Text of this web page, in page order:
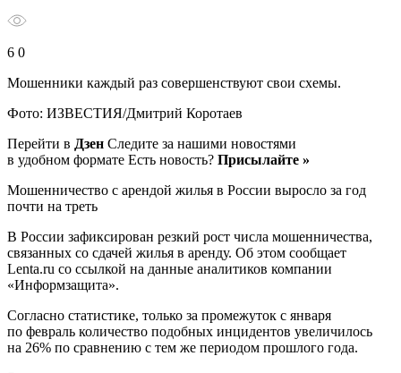
6 0
Мошенники каждый раз совершенствуют свои схемы.
Фото: ИЗВЕСТИЯ/Дмитрий Коротаев
Перейти в Дзен Следите за нашими новостями
в удобном формате Есть новость? Присылайте »
Мошенничество с арендой жилья в России выросло за год
почти на треть
В России зафиксирован резкий рост числа мошенничества,
связанных со сдачей жилья в аренду. Об этом сообщает
Lenta.ru со ссылкой на данные аналитиков компании
«Информзащита».
Согласно статистике, только за промежуток с января
по февраль количество подобных инцидентов увеличилось
на 26% по сравнению с тем же периодом прошлого года.